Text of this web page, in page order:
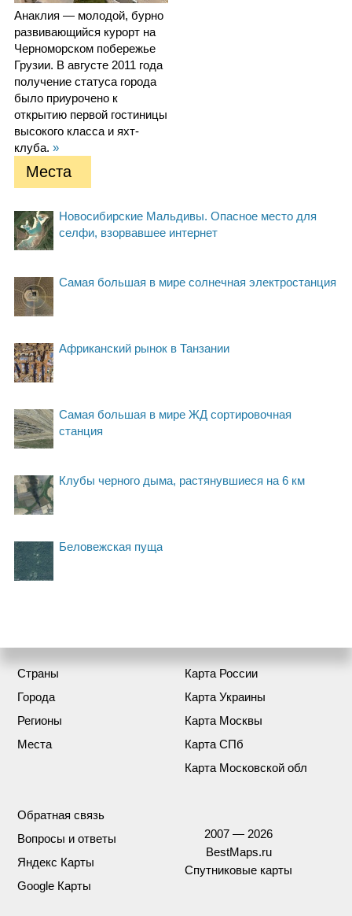
Анаклия — молодой, бурно
развивающийся курорт на
Черноморском побережье
Грузии. В августе 2011 года
получение статуса города
было приурочено к
открытию первой гостиницы
высокого класса и яхт-
клуба. »
Места
Новосибирские Мальдивы. Опасное место для
селфи, взорвавшее интернет
Самая большая в мире солнечная электростанция
Африканский рынок в Танзании
Самая большая в мире ЖД сортировочная
станция
Клубы черного дыма, растянувшиеся на 6 км
Беловежская пуща
Страны
Города
Регионы
Места
Карта России
Карта Украины
Карта Москвы
Карта СПб
Карта Московской обл
Обратная связь
Вопросы и ответы
Яндекс Карты
Google Карты
2007 — 2026
BestMaps.ru
Спутниковые карты